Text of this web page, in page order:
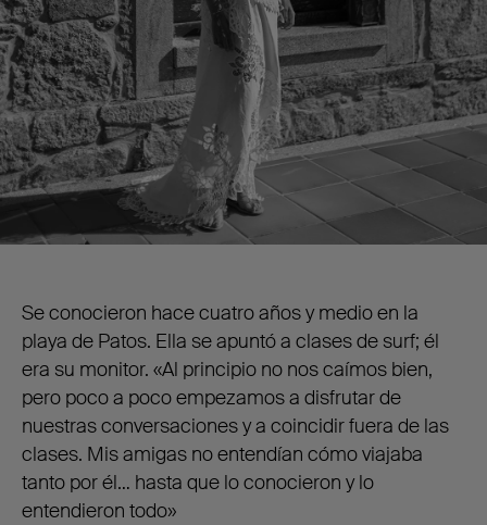
Se conocieron hace cuatro años y medio en la
playa de Patos. Ella se apuntó a clases de surf; él
era su monitor. «Al principio no nos caímos bien,
pero poco a poco empezamos a disfrutar de
nuestras conversaciones y a coincidir fuera de las
clases. Mis amigas no entendían cómo viajaba
tanto por él… hasta que lo conocieron y lo
entendieron todo»